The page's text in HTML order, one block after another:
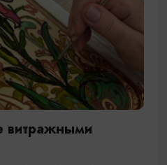
витражными